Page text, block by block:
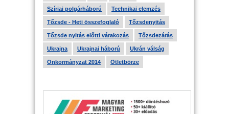
Szíriai polgárháború Technikai elemzés
Tőzsde - Heti összefoglaló Tőzsdenyitás
Tőzsde nyitás előtti várakozás Tőzsdezárás
Ukrajna Ukrajnai háború Ukrán válság
Önkormányzat 2014 Ötletbörze